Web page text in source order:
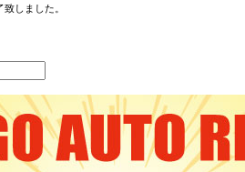
しました。